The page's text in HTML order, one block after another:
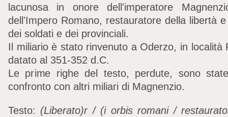
lacunosa in onore dell'imperatore
dell'Impero Romano, restauratore della libertà
dei soldati e dei provinciali.
Il miliario è stato rinvenuto a Oderzo, in località
datato al 351-352 d.C.
Le prime righe del testo, perdute, sono
confronto con altri miliari di Magnenzio.
Testo: (Liberato)r / (i orbis romani /